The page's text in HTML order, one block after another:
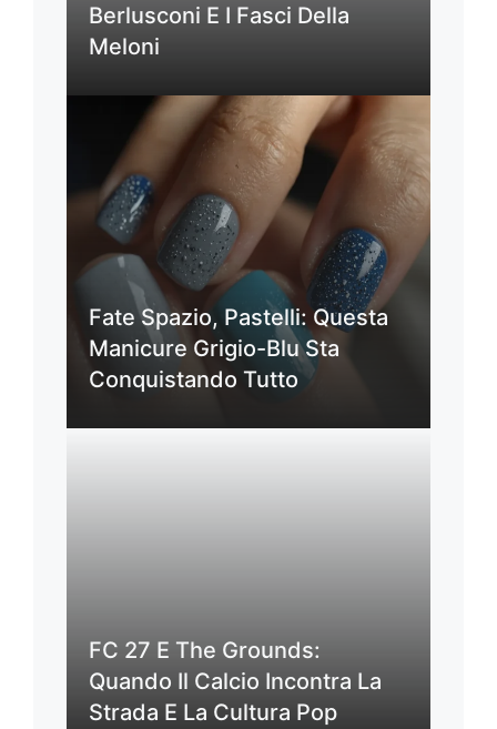
Berlusconi E I Fasci Della
Meloni
Fate Spazio, Pastelli: Questa
Manicure Grigio-Blu Sta
Conquistando Tutto
FC 27 E The Grounds:
Quando Il Calcio Incontra La
Strada E La Cultura Pop